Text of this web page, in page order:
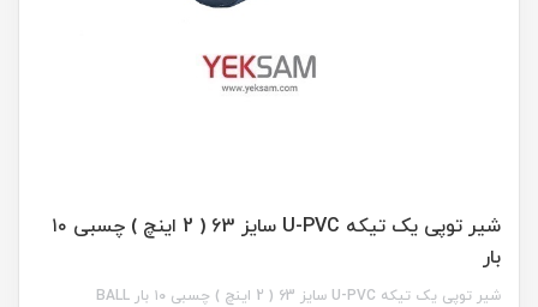
شیر توپی یک تیکه U-PVC سایز 63 ( 2 اینچ ) چسبی ۱۰
بار
شیر توپی یک تیکه U-PVC سایز 63 ( 2 اینچ ) چسبی ۱۰ بار BALL